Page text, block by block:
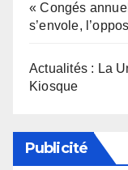
« Congés
s’envole,
Actualités : La
Kiosque
Publicité